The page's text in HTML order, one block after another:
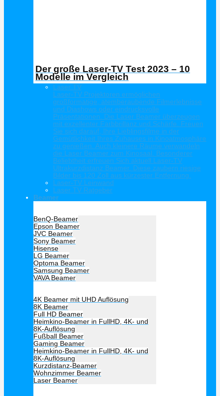
Der große Laser-TV Test 2023 – 10
Modelle im Vergleich
Laser TV
Laser-TV Projektoren ermöglichen
großformatige, atemberaubende Filmerlebnisse
und Diashows oder eindrucksvolle
Präsentationen. Die Laser Beamer überzeugen
mit exzellenter Farbbrillanz und Schärfe. Freuen
Sie sich darauf, Ihre Lieblingsfilme in der
Gemütlichkeit Ihres Zuhauses in Kinoatmosphäre
zu genießen. Auch kleinere Räume verwandeln
die Laser Beamer zum Kinosaal. Besonderer
Beliebtheit erfreuen Sich aktuell Laser-TV
Ultrakurzdistanz Beamer. Diese zaubern riesige
Bilder bis 120 Zoll aus kürzester Entfernung.
Laser-TV Leinwand
Laser TV Ratgeber
Beamer
BenQ-Beamer
Epson Beamer
JVC Beamer
Sony Beamer
Hisense
LG Beamer
Optoma Beamer
Samsung Beamer
VAVA Beamer
4K Beamer mit UHD Auflösung
8K Beamer
Full HD Beamer
Heimkino-Beamer in FullHD, 4K- und
8K-Auflösung
Fußball Beamer
Gaming Beamer
Heimkino-Beamer in FullHD, 4K- und
8K-Auflösung
Kurzdistanz-Beamer
Wohnzimmer Beamer
Laser Beamer